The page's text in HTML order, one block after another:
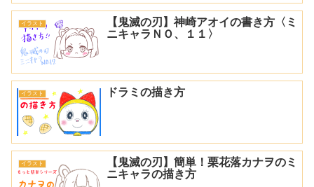
イラスト
【鬼滅の刃】神崎アオイの書き方〈ミ
ニキャラＮＯ、１１〉
イラスト ドラミの描き方
イラスト
【鬼滅の刃】簡単！栗花落カナヲのミ
ニキャラの描き方